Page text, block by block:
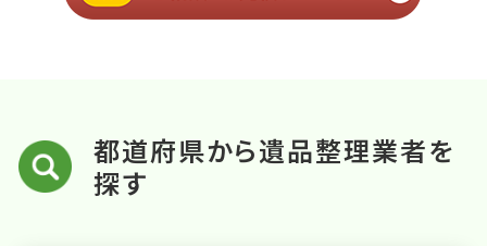
都道府県から遺品整理業者を
探す